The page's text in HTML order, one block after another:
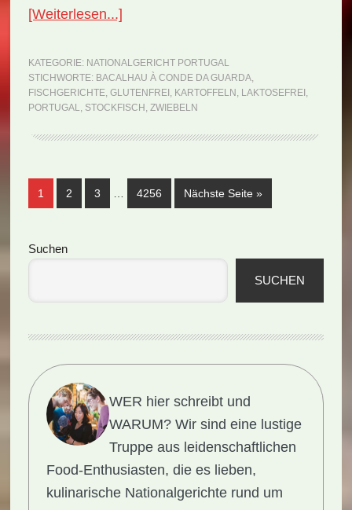
[Weiterlesen...]ÜberNationalgericht
Bacalhau
à
Conde
KATEGORIE: NATIONALGERICHT PORTUGAL
STICHWORTE: BACALHAU À CONDE DA GUARDA,
FISCHGERICHTE, GLUTENFREI , KARTOFFELN , LAKTOSEFREI ,
PORTUGAL, STOCKFISCH , ZWIEBELN
Seite
1 Seite
2 Seite
3 Seite
4256 Nächste Seite aufrufen
»
Seitenspalte
Suchen
SUCHEN
WER hier schreibt und
WARUM? Wir sind eine lustige
Truppe aus leidenschaftlichen
Food-Enthusiasten, die es lieben,
kulinarische Nationalgerichte rund um